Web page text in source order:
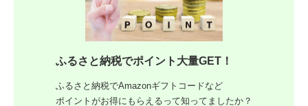
ふるさと納税でポイント大量GET！
ふるさと納税でAmazonギフトコードなど
ポイントがお得にもらえるって知ってましたか？